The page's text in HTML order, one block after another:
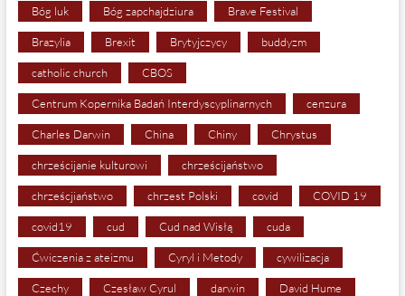
Bóg luk Bóg zapchajdziura Brave Festival
Brazylia Brexit Brytyjczycy buddyzm
catholic church CBOS
Centrum Kopernika Badań Interdyscyplinarnych cenzura
Charles Darwin China Chiny Chrystus
chrześcijanie kulturowi chrześcijaństwo
chrześcjiaństwo chrzest Polski covid COVID 19
covid19 cud Cud nad Wisłą cuda
Ćwiczenia z ateizmu Cyryl i Metody cywilizacja
Czechy Czesław Cyrul darwin David Hume